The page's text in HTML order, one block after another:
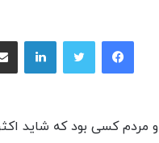
فیسبوک لینکداین
و مردم کسی بود که شاید